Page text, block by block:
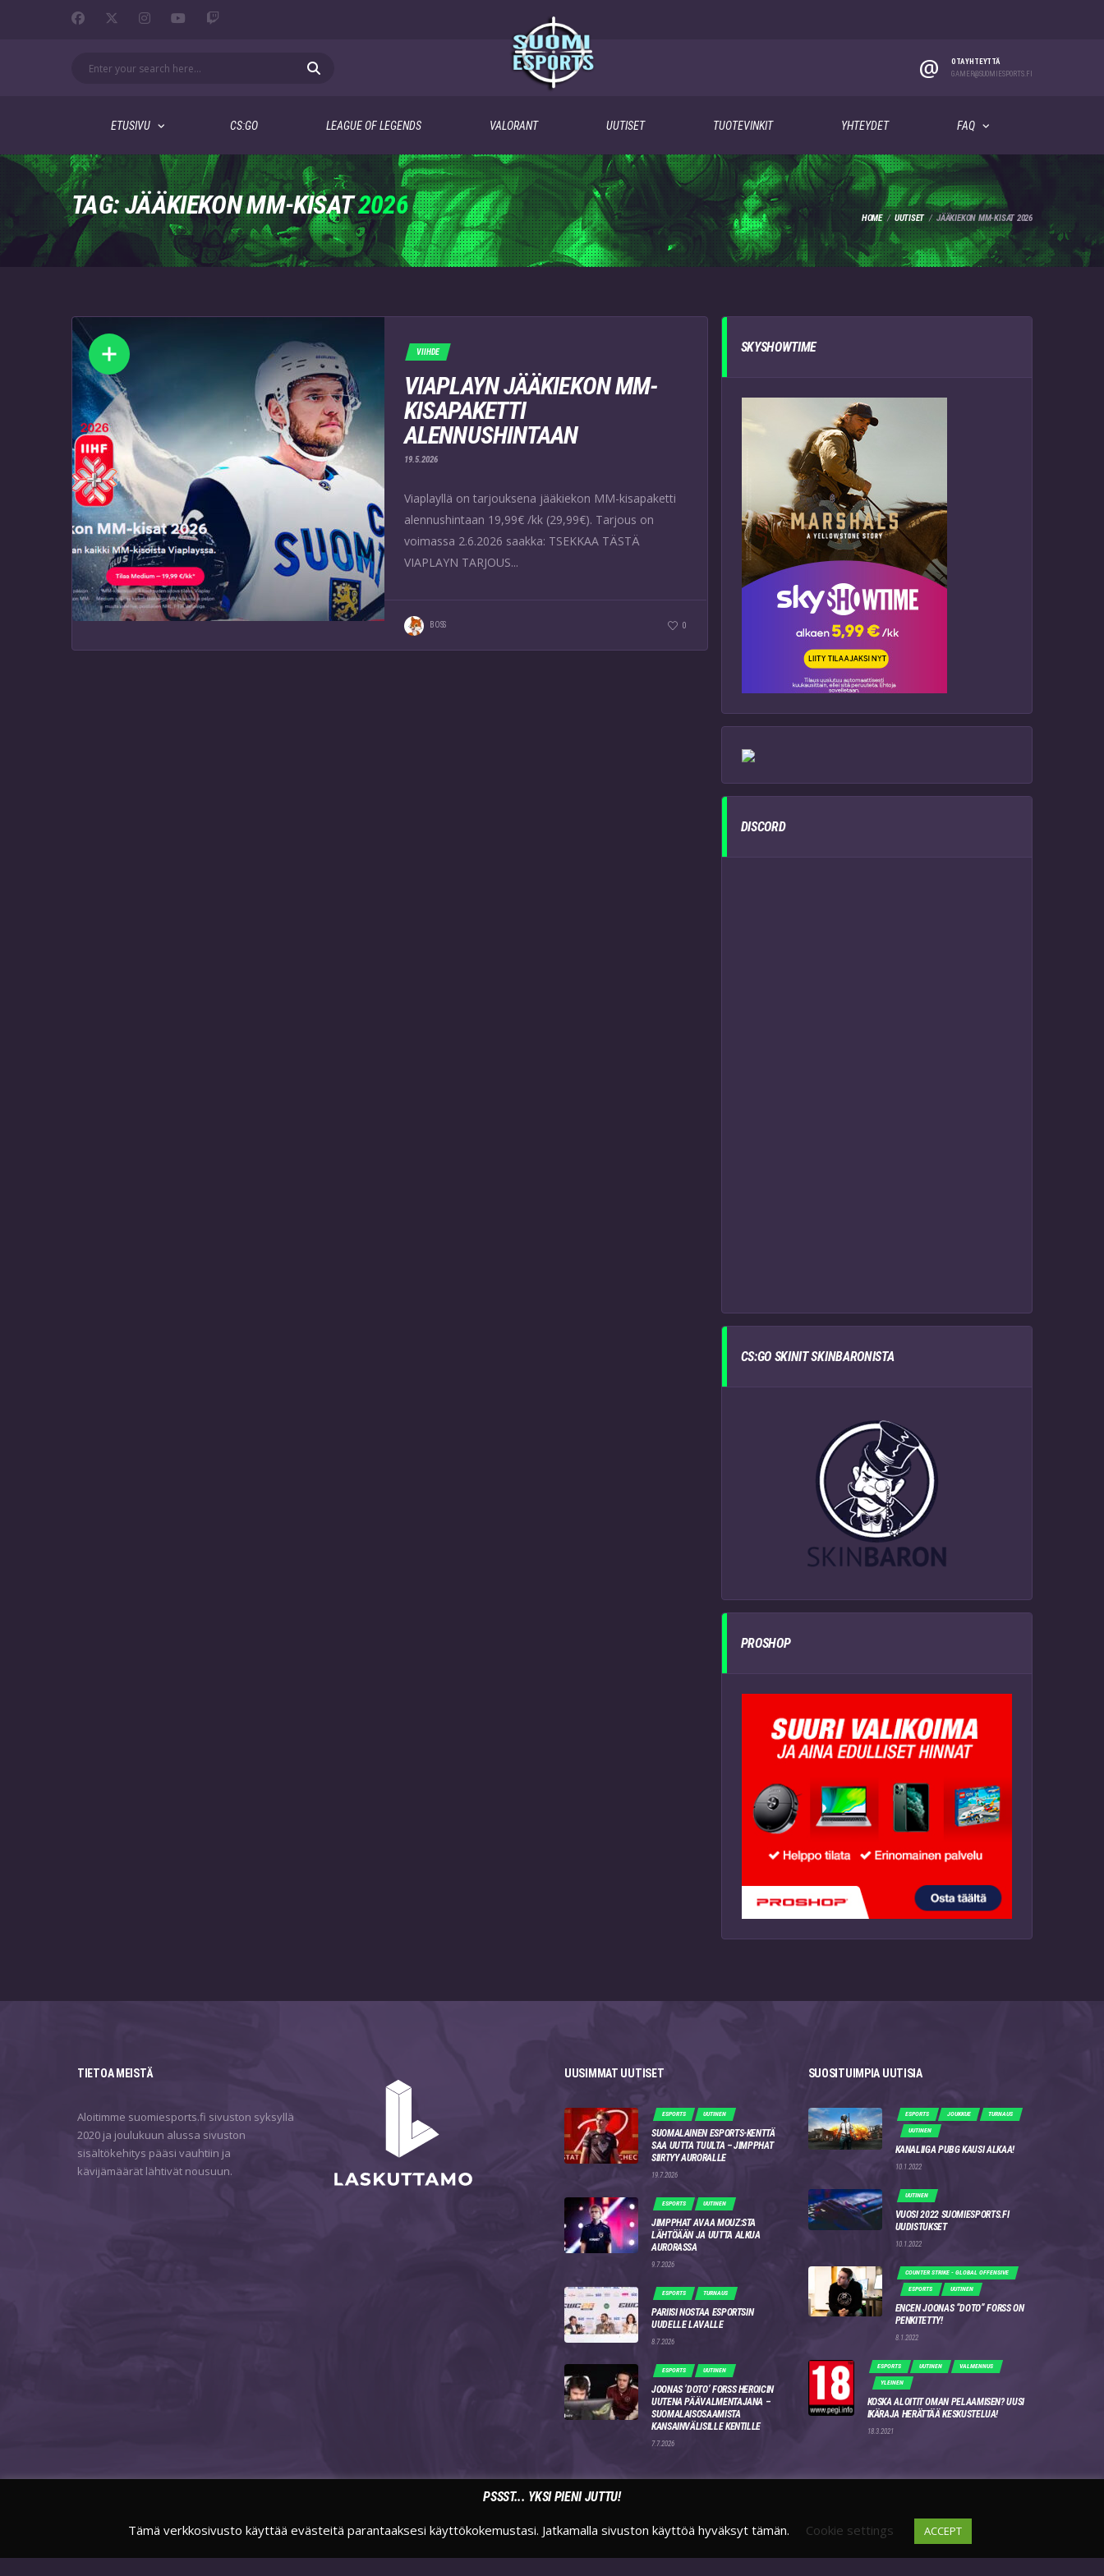
@
OTA YHTEYTTÄ
GAMER@SUOMIESPORTS.FI
ETUSIVU CS:GO LEAGUE OF LEGENDS VALORANT UUTISET TUOTEVINKIT YHTEYDET FAQ
TAG: JÄÄKIEKON MM-KISAT2026 HOME UUTISET JÄÄKIEKON MM-KISAT 2026
VIIHDE
VIAPLAYN JÄÄKIEKON MM-
KISAPAKETTI
ALENNUSHINTAAN
19.5.2026
Viaplayllä on tarjouksena jääkiekon MM-kisapaketti
alennushintaan 19,99€ /kk (29,99€). Tarjous on
voimassa 2.6.2026 saakka: TSEKKAA TÄSTÄ
VIAPLAYN TARJOUS...
BOSS 0
SKYSHOWTIME
DISCORD
CS:GO SKINIT SKINBARONISTA
PROSHOP
TIETOA MEISTÄ
Aloitimme suomiesports.fi sivuston syksyllä
2020 ja joulukuun alussa sivuston
sisältökehitys pääsi vauhtiin ja
kävijämäärät lähtivät nousuun.
UUSIMMAT UUTISET
ESPORTS UUTINEN
SUOMALAINEN ESPORTS-KENTTÄ
SAA UUTTA TUULTA – JIMPPHAT
SIIRTYY AURORALLE
19.7.2026
ESPORTS UUTINEN
JIMPPHAT AVAA MOUZ:STA
LÄHTÖÄÄN JA UUTTA ALKUA
AURORASSA
9.7.2026
ESPORTS TURNAUS
PARIISI NOSTAA ESPORTSIN
UUDELLE LAVALLE
8.7.2026
ESPORTS UUTINEN
JOONAS ‘DOTO’ FORSS HEROICIN
UUTENA PÄÄVALMENTAJANA –
SUOMALAISOSAAMISTA
KANSAINVÄLISILLE KENTILLE
7.7.2026
SUOSITUIMPIA UUTISIA
ESPORTS JOUKKUE TURNAUS
UUTINEN
KANALIIGA PUBG KAUSI ALKAA!
10.1.2022
UUTINEN
VUOSI 2022 SUOMIESPORTS.FI
UUDISTUKSET
10.1.2022
COUNTER STRIKE - GLOBAL OFFENSIVE
ESPORTS UUTINEN
ENCEN JOONAS “DOTO” FORSS ON
PENKITETTY!
8.1.2022
ESPORTS UUTINEN VALMENNUS
YLEINEN
KOSKA ALOITIT OMAN PELAAMISEN? UUSI
IKÄRAJA HERÄTTÄÄ KESKUSTELUA!
18.3.2021
FACEBOOK TWITTER INSTAGRAM TWITCH DISCORD
PSSST... YKSI PIENI JUTTU!
Tämä verkkosivusto käyttää evästeitä parantaaksesi käyttökokemustasi. Jatkamalla sivuston käyttöä hyväksyt tämän. Cookie settings ACCEPT